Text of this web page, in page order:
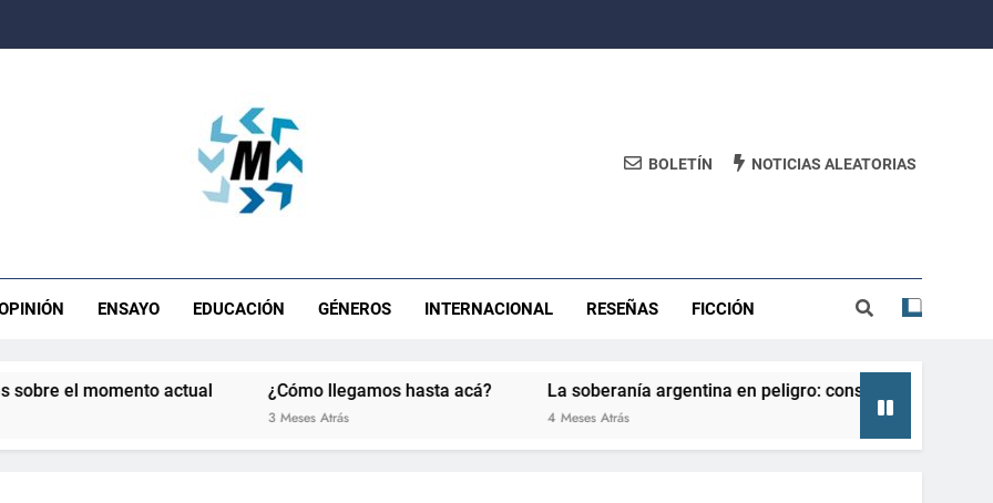
BOLETÍN NOTICIAS ALEATORIAS
ENSAYO EDUCACIÓN GÉNEROS INTERNACIONAL RESEÑAS FICCIÓN
momento actual ¿Cómo llegamos hasta acá?
3 Meses Atrás
La soberanía argentina en peligro: consecuencias de perderla y
4 Meses Atrás